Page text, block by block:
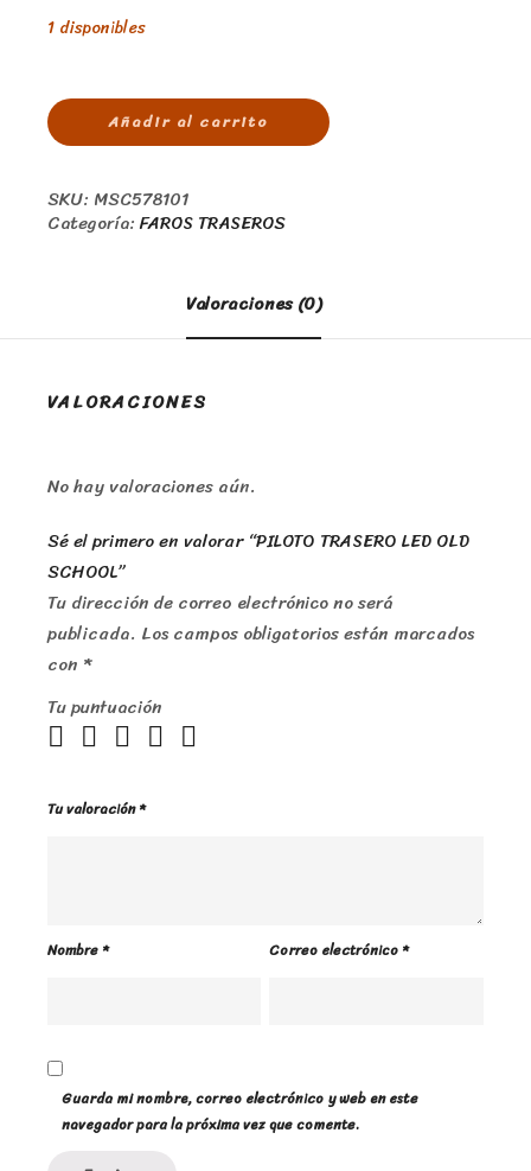
1 disponibles
Añadir al carrito
SKU: MSC578101
Categoría:FAROS TRASEROS
Valoraciones (0)
VALORACIONES
No hay valoraciones aún.
Sé el primero en valorar “PILOTO TRASERO LED OLD
SCHOOL”
Tu dirección de correo electrónico no será
publicada. Los campos obligatorios están marcados
con *
Tu puntuación
Tu valoración*
Nombre* Correo electrónico*
Guarda mi nombre, correo electrónico y web en este
navegador para la próxima vez que comente.